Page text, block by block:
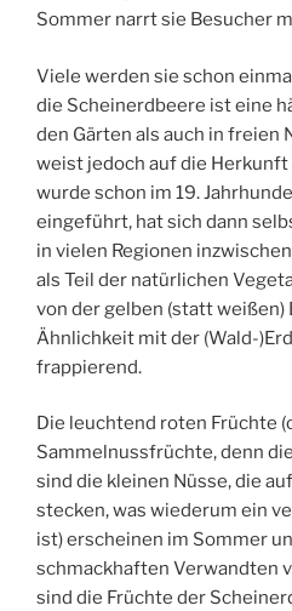
Sommer narrt sie Besucher
Viele werden sie schon
die Scheinerdbeere ist eine
den Gärten als auch in freien
weist jedoch auf die Herkunft
wurde schon im 19.
eingeführt, hat sich dann
in vielen Regionen
als Teil der natürlichen
von der gelben (statt weißen)
Ähnlichkeit mit der (Wald-
frappierend.
Die leuchtend roten Früchte
Sammelnussfrüchte, denn
sind die kleinen Nüsse, die
stecken, was wiederum ein
ist) erscheinen im Sommer
schmackhaften Verwandten
sind die Früchte der